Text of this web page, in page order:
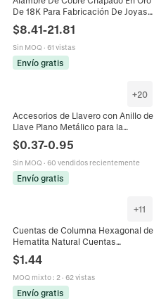
De 18K Para Fabricación De Joyas
DIY Alambre Metálico Semiduro
Accesorios De Artesanía Material
Para Joyas
$8.41-21.81
Sin MOQ · 61 vistas
Envío gratis
+20
Accesorios de Llavero con Anillo de
Llave Plano Metálico para la
Múltiples Colores Galvanizados
$0.37-0.95
Sin MOQ · 60 vendidos recientemente
Envío gratis
+11
Cuentas de Columna Hexagonal de
Hematita Natural Cuentas
Espaciadoras de Tubo Hexagonal
para Hacer Joyas de Bricolaje
Pulsera Collar Pendientes Cuentas
Sueltas Galvanizadas
$1.44
MOQ mixto: 2· 62 vistas
Envío gratis